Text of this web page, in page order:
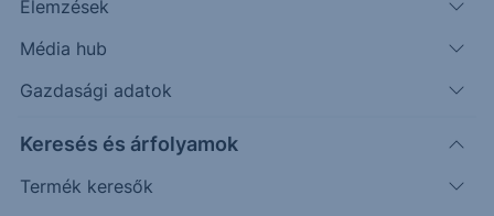
Elemzések
Média hub
Gazdasági adatok
Keresés és árfolyamok
Termék keresők
Fórián
Zoltán
agrárszakértő
Miután egy április végi rendezvényen az illetékes